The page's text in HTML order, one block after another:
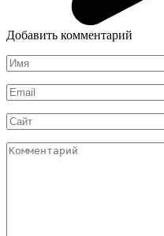
Добавить комментарий
Имя
*
Email
*
Сайт
Комментарий